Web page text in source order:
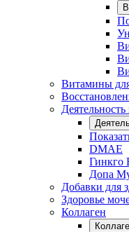
Витамины
Деятельность
DMAE
Гинкго
Допа
Добавки для
Здоровье
Коллаген